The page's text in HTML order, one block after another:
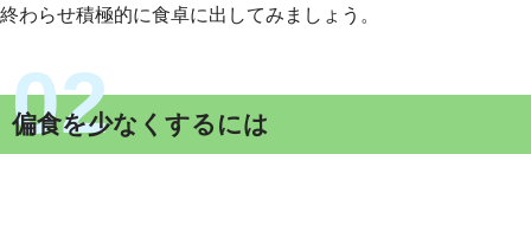
終わらせ積極的に食卓に出してみましょう。
偏食を少なくするには